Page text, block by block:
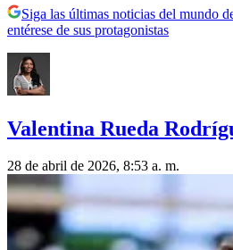
Siga las últimas noticias del mundo
entérese de sus protagonistas
Valentina Rueda
28 de abril de 2026, 8:53 a. m.